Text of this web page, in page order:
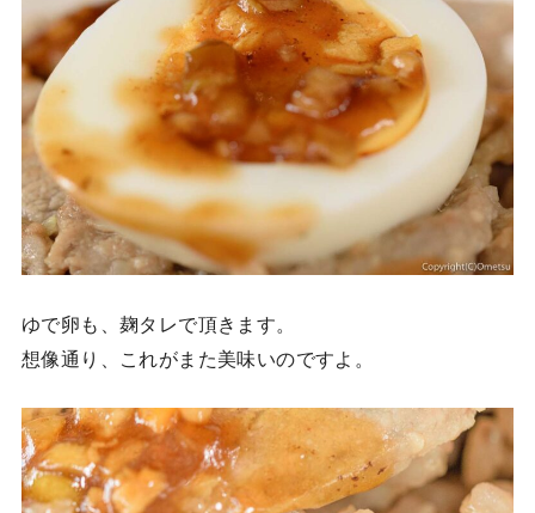
ゆで卵も、麹タレで頂きます。
想像通り、これがまた美味いのですよ。